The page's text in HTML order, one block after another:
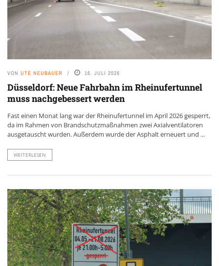
VON UTE NEUBAUER 16. JULI 2026
Düsseldorf: Neue Fahrbahn im Rheinufertunnel
muss nachgebessert werden
Fast einen Monat lang war der Rheinufertunnel im April 2026 gesperrt,
da im Rahmen von Brandschutzmaßnahmen zwei Axialventilatoren
ausgetauscht wurden. Außerdem wurde der Asphalt erneuert und ...
WEITERLESEN